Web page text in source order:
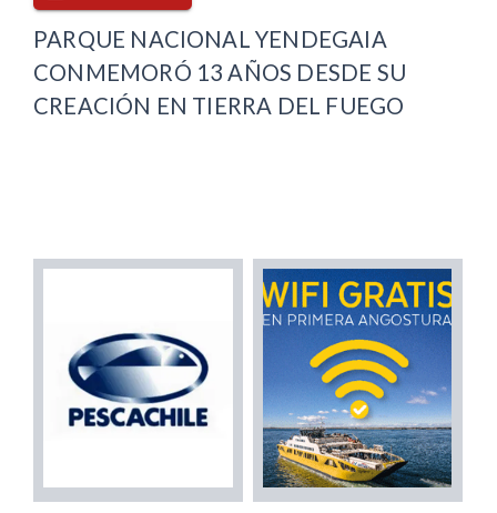
PARQUE NACIONAL YENDEGAIA
CONMEMORÓ 13 AÑOS DESDE SU
CREACIÓN EN TIERRA DEL FUEGO